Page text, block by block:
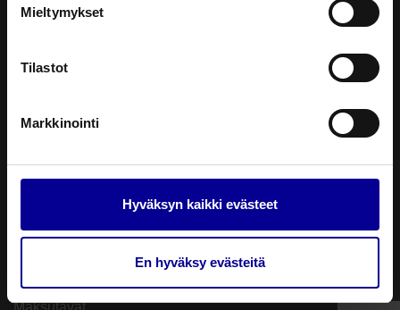
Mieltymykset
Tilastot
Markkinointi
Hyväksyn kaikki evästeet
En hyväksy evästeitä
PL 3 (Sinimäentie 8b)
verkkokauppa@steripolar.fi
Usein kysyttyä
Tietosuojaseloste
Maksutavat